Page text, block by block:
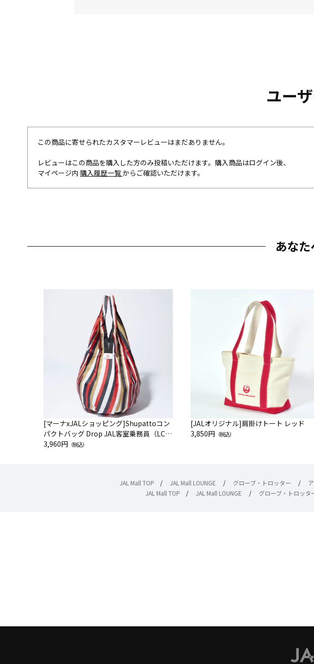
ユー
この商品に寄せられたカスタマーレビューはまだありません。
レビューはこの商品を購入した方のみ投稿いただけます。購入商品はログイン後、
マイページ内 購入履歴一覧からご確認いただけます。
あな
[マーナxJALショッピング]Shupattoコン
パクトバッグ Drop JAL客室乗務員（LC）
スカーフ柄
3,960円 （税込）
[JALオリジナル]肩掛けトート レッド
3,850円 （税込）
JAL Mall TOP / JAL Mall LOUNGE / グローブ・トロッター /
JAL Mall TOP
/ JAL Mall LOUNGE / グローブ・トロッタ